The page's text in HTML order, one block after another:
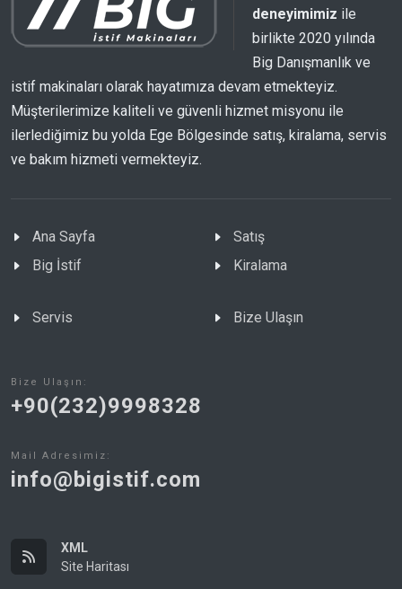
deneyimimiz ile
birlikte 2020 yılında
Big Danışmanlık ve
istif makinaları olarak hayatımıza devam etmekteyiz.
Müşterilerimize kaliteli ve güvenli hizmet misyonu ile
ilerlediğimiz bu yolda Ege Bölgesinde satış, kiralama, servis
ve bakım hizmeti vermekteyiz.
Ana Sayfa
Big İstif
Satış
Kiralama
Servis Bize Ulaşın
Bize Ulaşın:
+90(232)9998328
Mail Adresimiz:
info@bigistif.com
XML
Site Haritası